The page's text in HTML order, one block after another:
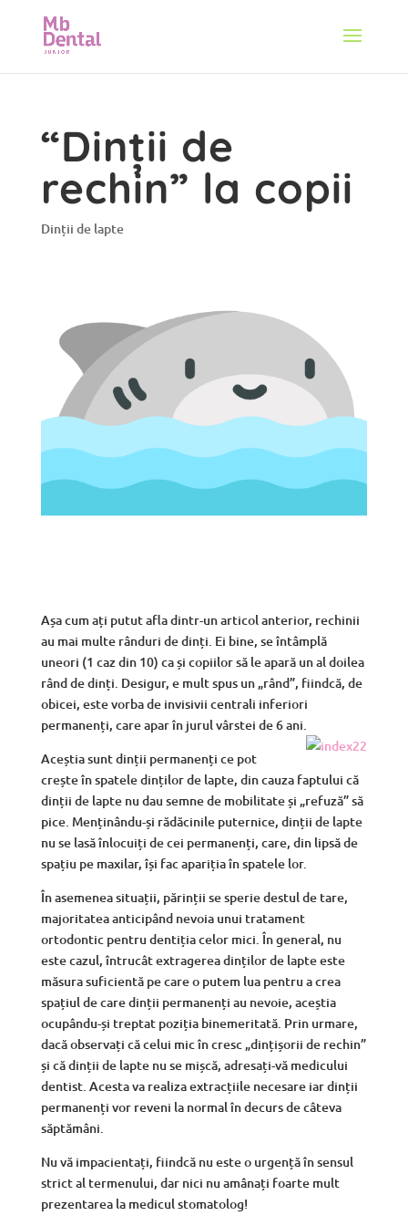
“Dinții de
rechin” la copii
Dinții de lapte
Așa cum ați putut afla dintr-un articol anterior, rechinii
au mai multe rânduri de dinți. Ei bine, se întâmplă
uneori (1 caz din 10) ca și copiilor să le apară un al doilea
rând de dinți. Desigur, e mult spus un „rând”, fiindcă, de
obicei, este vorba de invisivii centrali inferiori
permanenți, care apar în jurul vârstei de 6 ani.
Aceștia sunt dinții permanenți ce pot
crește în spatele dinților de lapte, din cauza faptului că
dinții de lapte nu dau semne de mobilitate și „refuză” să
pice. Menținându-și rădăcinile puternice, dinții de lapte
nu se lasă înlocuiți de cei permanenți, care, din lipsă de
spațiu pe maxilar, își fac apariția în spatele lor.
În asemenea situații, părinții se sperie destul de tare,
majoritatea anticipând nevoia unui tratament
ortodontic pentru dentiția celor mici. În general, nu
este cazul, întrucât extragerea dinților de lapte este
măsura suficientă pe care o putem lua pentru a crea
spațiul de care dinții permanenți au nevoie, aceștia
ocupându-și treptat poziția binemeritată. Prin urmare,
dacă observați că celui mic în cresc „dințișorii de rechin”
și că dinții de lapte nu se mișcă, adresați-vă medicului
dentist. Acesta va realiza extracțiile necesare iar dinții
permanenți vor reveni la normal în decurs de câteva
săptămâni.
Nu vă impacientați, fiindcă nu este o urgență în sensul
strict al termenului, dar nici nu amânați foarte mult
prezentarea la medicul stomatolog!